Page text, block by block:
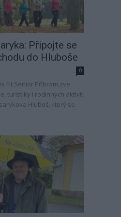
Připojte se
do Hluboše
0
Fit Senior Příbram zve
turistiky i rodinných aktivit
Hluboš, který se